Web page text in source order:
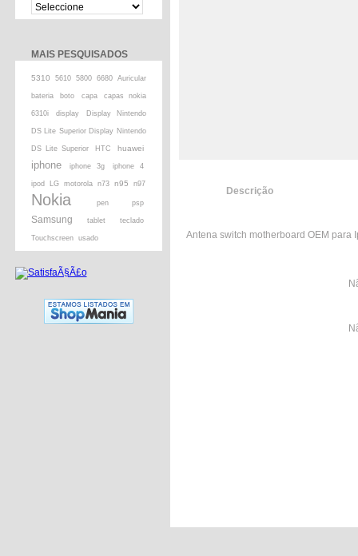
MAIS PESQUISADOS
5310 5610 5800 6680 Auricular
bateria boto capa capas nokia
6310i display Display Nintendo
DS Lite Superior Display Nintendo
DS Lite Superior HTC huawei
iphone iphone 3g iphone 4
ipod LG motorola n73 n95 n97
Nokia pen psp
Samsung tablet teclado
Touchscreen usado
Descrição
Antena switch motherboard OEM para